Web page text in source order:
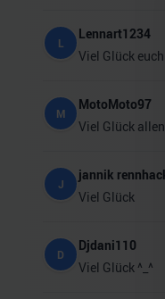
L
Lennart1234
Viel Glück
M
MotoMoto97
Viel Glück
J
jannik
Viel Glück
D
Djdani110
Viel Glück ^_^